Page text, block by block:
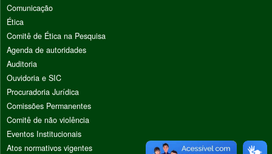
Comunicação
Ética
Comitê de Ética na Pesquisa
Agenda de autoridades
Auditoria
Ouvidoria e SIC
Procuradoria Jurídica
Comissões Permanentes
Comitê de não violência
Eventos Institucionais
Atos normativos vigentes